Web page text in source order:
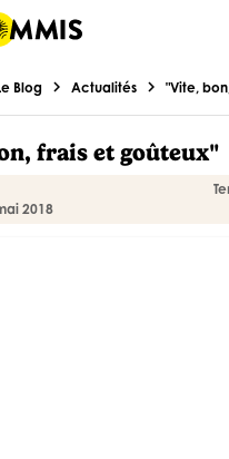
Blog chevron_right Actualités chevron_right "Vite,
frais et goûteux"
2018